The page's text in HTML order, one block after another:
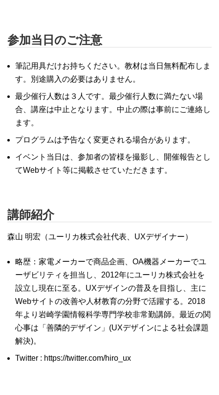
参加当日のご注意
筆記用具だけお持ちください。教材は当日無料配布しま
す。別途購入の必要はありません。
最少催行人数は３人です。最少催行人数に満たない場
合、講座は中止となります。中止の際は事前にご連絡し
ます。
プログラムは予告なく変更される場合があります。
イベント当日は、参加者の皆様を撮影し、開催報告とし
てWebサイト等に掲載させていただきます。
講師紹介
森山 明宏（ユーリカ株式会社代表、UXデザイナー）
略歴：家電メーカーで商品企画、OA機器メーカーでユ
ーザビリティを担当し、2012年にユーリカ株式会社を
設立し現在に至る。UXデザインの普及を目指し、主に
Webサイトの改善や人材教育の分野で活躍する。2018
年より岩崎学園情報科学専門学校非常勤講師。最近の関
心事は「善隣的デザイン」(UXデザインによる社会課題
解決)。
Twitter : https://twitter.com/hiro_ux